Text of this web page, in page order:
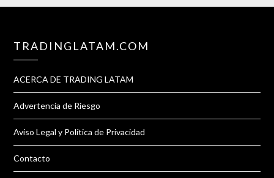
TRADINGLATAM.COM
ACERCA DE TRADING LATAM
Advertencia de Riesgo
Aviso Legal y Política de Privacidad
Contacto